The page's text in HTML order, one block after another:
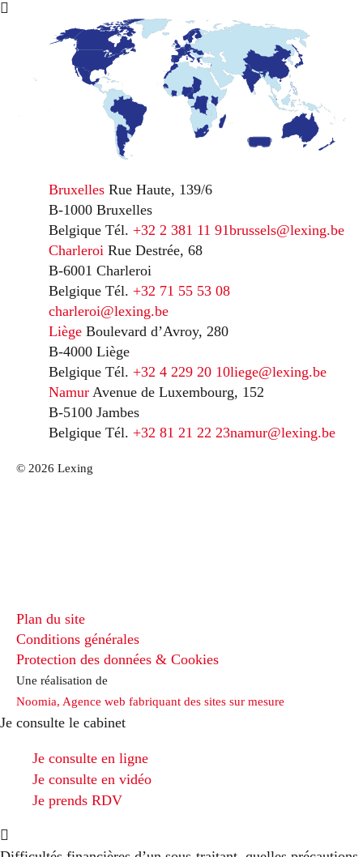
Bruxelles Rue Haute, 139/6
B-1000 Bruxelles
Belgique Tél. +32 2 381 11 91brussels@lexing.be
Charleroi Rue Destrée, 68
B-6001 Charleroi
Belgique Tél. +32 71 55 53 08
charleroi@lexing.be
Liège Boulevard d’Avroy, 280
B-4000 Liège
Belgique Tél. +32 4 229 20 10liege@lexing.be
Namur Avenue de Luxembourg, 152
B-5100 Jambes
Belgique Tél. +32 81 21 22 23namur@lexing.be
© 2026 Lexing
Plan du site
Conditions générales
Protection des données & Cookies
Une réalisation de
Noomia, Agence web fabriquant des sites sur mesure
Je consulte le cabinet
Je consulte en ligne
Je consulte en vidéo
Je prends RDV